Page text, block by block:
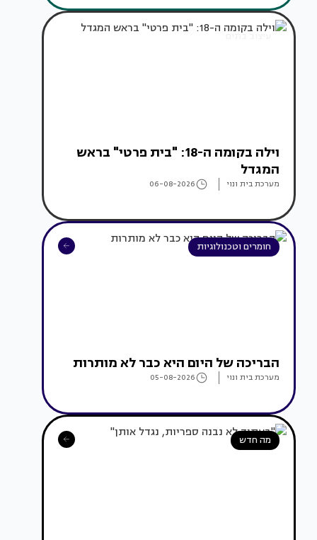
עיצוב בתים
וילה בקומה ה-18: "בית פרטי" בראש
המגדל
מערכת בית ונוי 06-08-2026
חומרים וטכנולוגיות
הבריכה של היום היא כבר לא מותרות
מערכת בית ונוי 05-08-2026
מה חדש